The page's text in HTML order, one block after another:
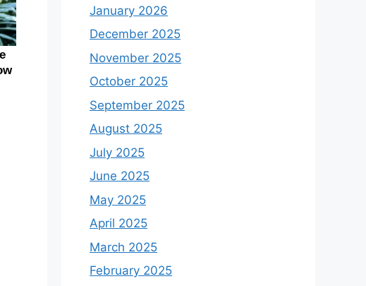
January 2026
December 2025
November 2025
October 2025
September 2025
August 2025
July 2025
June 2025
May 2025
April 2025
March 2025
February 2025